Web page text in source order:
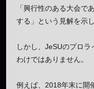
「興行性のある大会で
する」という見解を示し
しかし、JeSUのプロ
わけではありません。
例えば、2018年末に開